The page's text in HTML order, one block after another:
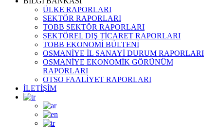
ÜLKE RAPORLARI
SEKTÖR RAPORLARI
TOBB SEKTÖR RAPORLARI
SEKTÖREL DIŞ TİCARET RAPORLARI
TOBB EKONOMİ BÜLTENİ
OSMANİYE İL SANAYİ DURUM RAPORLARI
OSMANİYE EKONOMİK GÖRÜNÜM
RAPORLARI
OTSO FAALİYET RAPORLARI
İLETİŞİM